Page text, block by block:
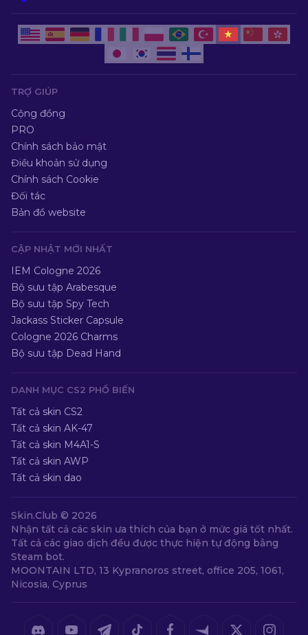
TRỢ GIÚP
Cộng đồng
PRO
Chính sách bảo mật
Điều khoản sử dụng
Chính sách Cookie
Đối tác
Bản đồ website
CẬP NHẬT MỚI NHẤT
IEM Cologne 2026
Bộ sưu tập Arabesque
Bộ sưu tập Spy Tech
Jackass Sticker Capsule
Cologne 2026 Charms
Bộ sưu tập Dead Hand
DANH MỤC CS2 PHỔ BIẾN
Tất cả skin CS2
Tất cả skin AK-47
Tất cả skin M4A1-S
Tất cả skin AWP
Tất cả skin dao
Skin.Club © 2026
Nhận tất cả các skin ưa thích của bạn ở mức giá tốt nhất.
Tất cả các giao dịch đều được thực hiện tự động bằng
Steam bot.
MOONTAIN LTD, 13 Kypranoros street, office 205, 1061,
Nicosia, Cyprus